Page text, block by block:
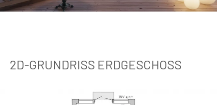
2D-GRUNDRISS ERDGESCHOSS